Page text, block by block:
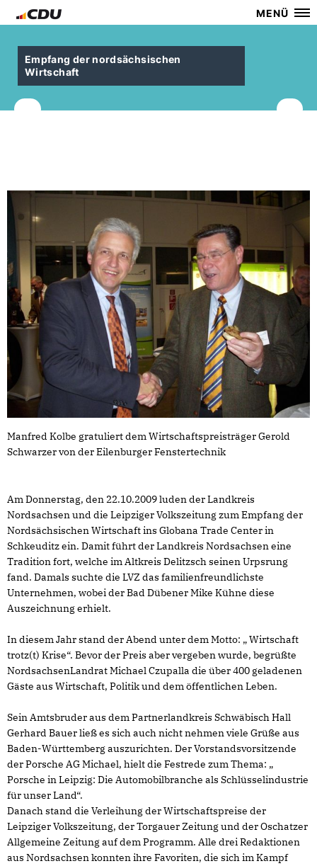
MENÜ
Empfang der nordsächsischen
Wirtschaft
Manfred Kolbe gratuliert dem Wirtschaftspreisträger Gerold
Schwarzer von der Eilenburger Fenstertechnik
Am Donnerstag, den 22.10.2009 luden der Landkreis
Nordsachsen und die Leipziger Volkszeitung zum Empfang der
Nordsächsischen Wirtschaft ins Globana Trade Center in
Schkeuditz ein. Damit führt der Landkreis Nordsachsen eine
Tradition fort, welche im Altkreis Delitzsch seinen Urpsrung
fand. Damals suchte die LVZ das familienfreundlichste
Unternehmen, wobei der Bad Dübener Mike Kühne diese
Auszeichnung erhielt.
In diesem Jahr stand der Abend unter dem Motto: „ Wirtschaft
trotz(t) Krise“. Bevor der Preis aber vergeben wurde, begrüßte
NordsachsenLandrat Michael Czupalla die über 400 geladenen
Gäste aus Wirtschaft, Politik und dem öffentlichen Leben.
Sein Amtsbruder aus dem Partnerlandkreis Schwäbisch Hall
Gerhard Bauer ließ es sich auch nicht nehmen viele Grüße aus
Baden-Württemberg auszurichten. Der Vorstandsvorsitzende
der Porsche AG Michael, hielt die Festrede zum Thema:
Porsche in Leipzig: Die Automobilbranche als Schlüsselindustrie
für unser Land“.
Danach stand die Verleihung der Wirtschaftspreise der
Leipziger Volkszeitung, der Torgauer Zeitung und der Oschatzer
Allgemeine Zeitung auf dem Programm. Alle drei Redaktionen
aus Nordsachsen konnten ihre Favoriten, die sich im Kampf